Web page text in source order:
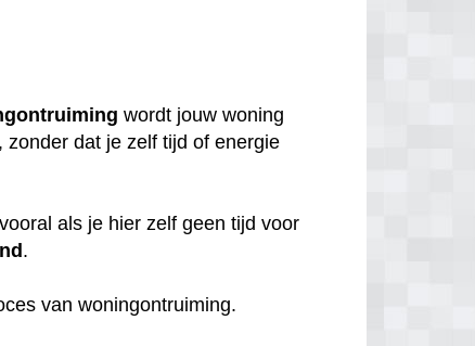
wordt jouw woning
dat je zelf tijd of energie
als je hier zelf geen tijd voor
.
van woningontruiming.